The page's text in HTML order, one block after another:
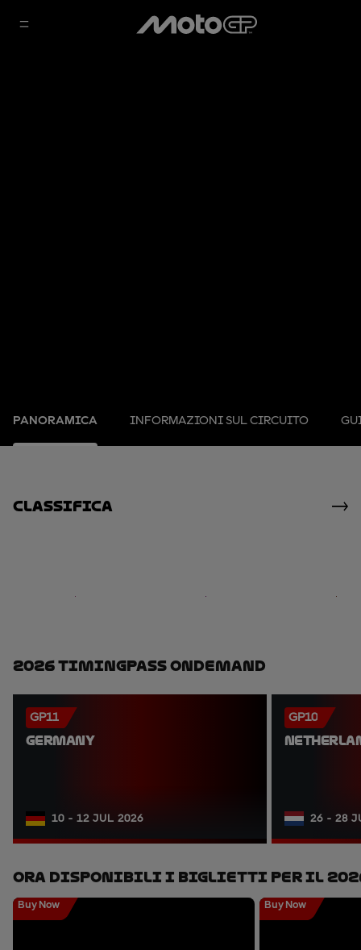
PANORAMICA INFORMAZIONI SUL CIRCUITO
Classifica
2026 TimingPass OnDemand
GP11
GERMANY
10 - 12 JUL 2026
GP10
26 - 28
Ora Disponibili I Biglietti Per Il
Buy Now Buy Now